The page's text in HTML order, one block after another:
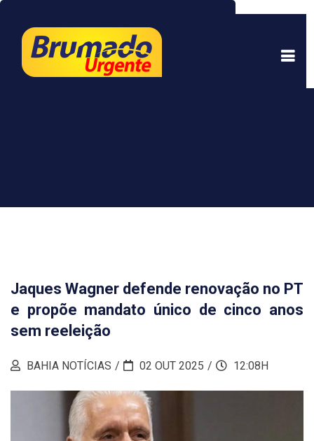
experiência. Ao continuar a navegar, você está
de acordo com isso.Saber mais.
Jaques Wagner defende renovação no PT
e propõe mandato único de cinco anos
sem reeleição
BAHIA NOTÍCIAS 02 OUT 2025 12:08H